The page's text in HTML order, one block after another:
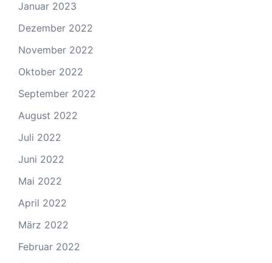
Januar 2023
Dezember 2022
November 2022
Oktober 2022
September 2022
August 2022
Juli 2022
Juni 2022
Mai 2022
April 2022
März 2022
Februar 2022